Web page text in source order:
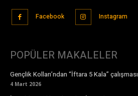
Facebook Instagram
POPÜLER MAKALELER
Gençlik Kolları’ndan “İftara 5 Kala” çalışması
4 Mart 2026